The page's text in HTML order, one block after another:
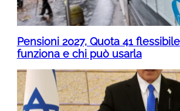
Pensioni 2027, Quota 41
funziona e chi può usarla